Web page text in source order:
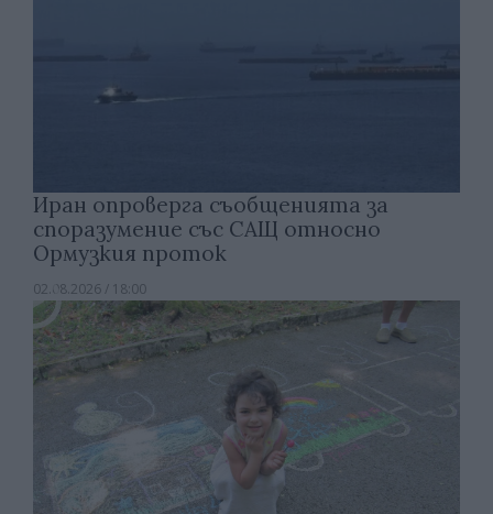
Иран опроверга съобщенията за
споразумение със САЩ относно
Ормузкия проток
02.08.2026 / 18:00